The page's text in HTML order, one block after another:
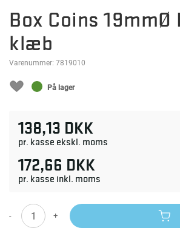
Box Coins 19mmØ
klæb
Varenummer: 7819010
På lager
138,13 DKK
pr. kasse ekskl. moms
172,66 DKK
pr. kasse inkl. moms
- +